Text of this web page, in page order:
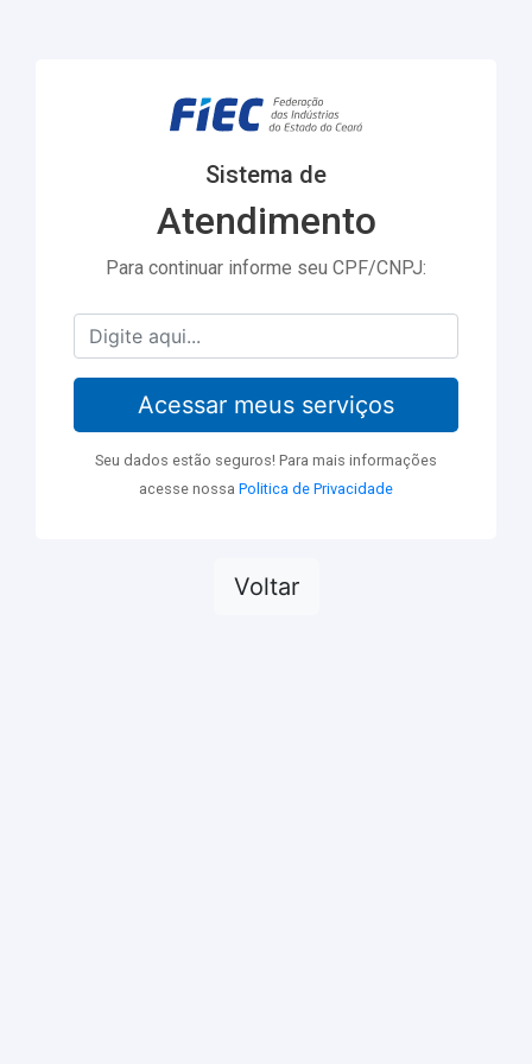
Sistema de
Atendimento
Para continuar informe seu CPF/CNPJ:
Acessar meus serviços
Seu dados estão seguros! Para mais informações
acesse nossa Politica de Privacidade
Voltar